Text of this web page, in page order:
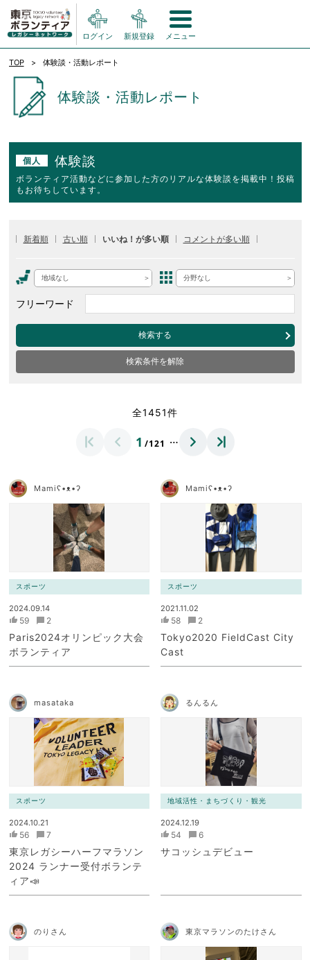
ログイン 新規登録 メニュー
TOP 体験談・活動レポート
体験談・活動レポート
個人 体験談
ボランティア活動などに参加した方のリアルな体験談を掲載中！投稿
もお待ちしています。
新着順 古い順 いいね！が多い順 コメントが多い順
地域なし 分野なし
フリーワード
検索する
検索条件を解除
全1451件
1 /121 …
Mamiʕ•ᴥ•ʔ
スポーツ
2024.09.14
59 2
Paris2024オリンピック大会
ボランティア
Mamiʕ•ᴥ•ʔ
スポーツ
2021.11.02
58 2
Tokyo2020 FieldCast City
Cast
masataka
スポーツ
2024.10.21
56 7
東京レガシーハーフマラソン
2024 ランナー受付ボランテ
ィア📣
るんるん
地域活性・まちづくり・観光
2024.12.19
54 6
サコッシュデビュー
のりさん 東京マラソンのたけさん